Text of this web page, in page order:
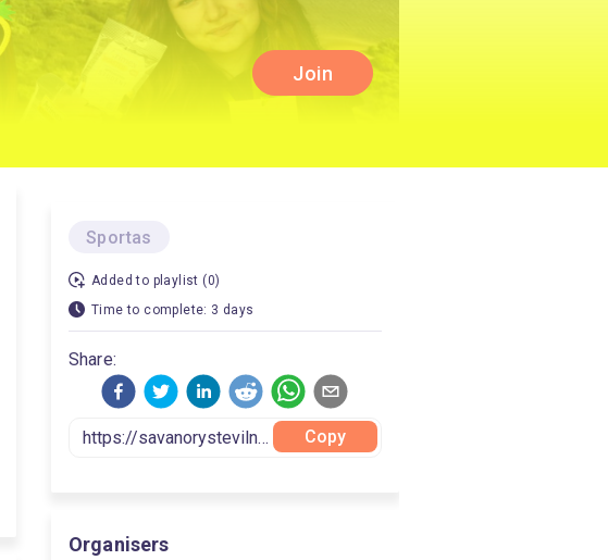
Join
Sportas
Added to playlist (0)
Time to complete: 3 days
Share:
Copy
Organisers